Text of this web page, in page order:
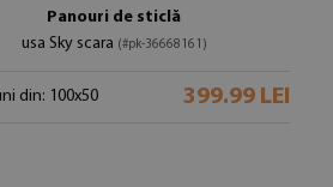
Panouri de sticlă
usa Sky scara (#pk-36668161)
din: 100x50 399.99 LEI